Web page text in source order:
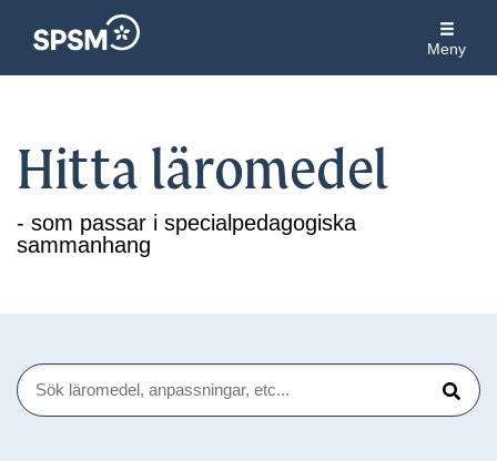
Meny
Hitta läromedel
- som passar i specialpedagogiska
sammanhang
Sök
Sök